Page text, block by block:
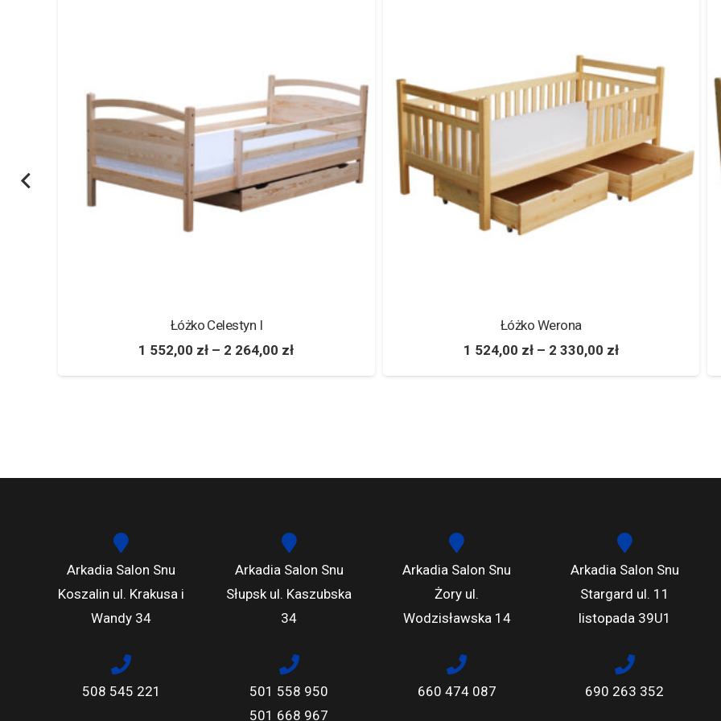
Łóżko Celestyn I
1 552,00 zł – 2 264,00 zł
Łóżko Werona
1 524,00 zł– 2 330,00 zł
Arkadia Salon Snu
Koszalin ul. Krakusa i
Wandy 34
Arkadia Salon Snu
Słupsk ul. Kaszubska
34
Arkadia Salon Snu
Żory ul.
Wodzisławska 14
Arkadia Salon Snu
Stargard ul. 11
listopada 39U1
508 545 221
501 558 950
501 668 967
660 474 087 690 263 352